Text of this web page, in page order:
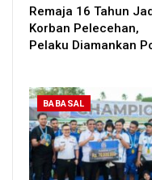
Remaja 16 Tahun
Korban Pelecehan,
Pelaku Diamankan
BABASAL